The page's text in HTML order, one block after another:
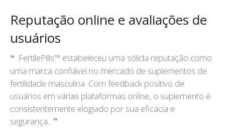
Reputação online e avaliações de
usuários
FertilePills™ estabeleceu uma sólida reputação como
uma marca confiável no mercado de suplementos de
fertilidade masculina. Com feedback positivo de
usuários em várias plataformas online, o suplemento é
consistentemente elogiado por sua eficácia e
segurança.